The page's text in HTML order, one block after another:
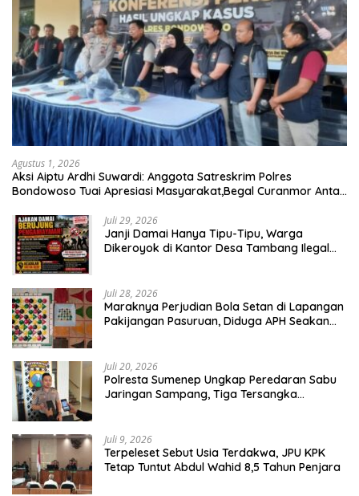
Agustus 1, 2026
Aksi Aiptu Ardhi Suwardi: Anggota Satreskrim Polres
Bondowoso Tuai Apresiasi Masyarakat,Begal Curanmor Antar
Juli 29, 2026
Janji Damai Hanya Tipu-Tipu, Warga
Dikeroyok di Kantor Desa Tambang Ilegal
Juli 28, 2026
Maraknya Perjudian Bola Setan di Lapangan
Pakijangan Pasuruan, Diduga APH Seakan
Juli 20, 2026
Polresta Sumenep Ungkap Peredaran Sabu
Jaringan Sampang, Tiga Tersangka
Juli 9, 2026
Terpeleset Sebut Usia Terdakwa, JPU KPK
Tetap Tuntut Abdul Wahid 8,5 Tahun Penjara